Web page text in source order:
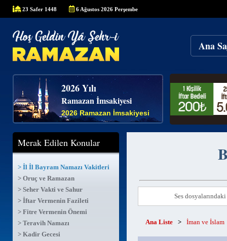
23 Safer 1448 6 Ağustos 2026 Perşembe
Ana
2026 Yılı
Ramazan İmsakiyesi
2026 Ramazan İmsakiyesi
Merak Edilen Konular
> İl İl Bayram Namazı Vakitleri
> Oruç ve Ramazan
> Seher Vakti ve Sahur
> İftar Vermenin Fazileti
> Fitre Vermenin Önemi
> Teravih Namazı
> Kadir Gecesi
Ses
Ana Liste > İman ve İslam